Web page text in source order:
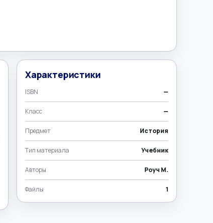
Характеристики
ISBN —
Класс —
Предмет История
Тип материала Учебник
Авторы Роуч М.
Файлы 1